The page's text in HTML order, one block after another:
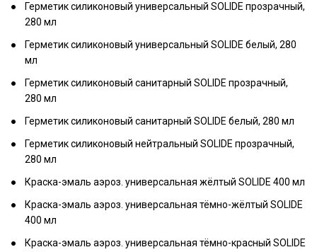
Герметик силиконовый универсальный SOLIDE прозрачный,
280 мл
Герметик силиконовый универсальный SOLIDE белый, 280
мл
Герметик силиконовый санитарный SOLIDE прозрачный,
280 мл
Герметик силиконовый санитарный SOLIDE белый, 280 мл
Герметик силиконовый нейтральный SOLIDE прозрачный,
280 мл
Краска-эмаль аэроз. универсальная жёлтый SOLIDE 400 мл
Краска-эмаль аэроз. универсальная тёмно-жёлтый SOLIDE
400 мл
Краска-эмаль аэроз. универсальная тёмно-красный SOLIDE